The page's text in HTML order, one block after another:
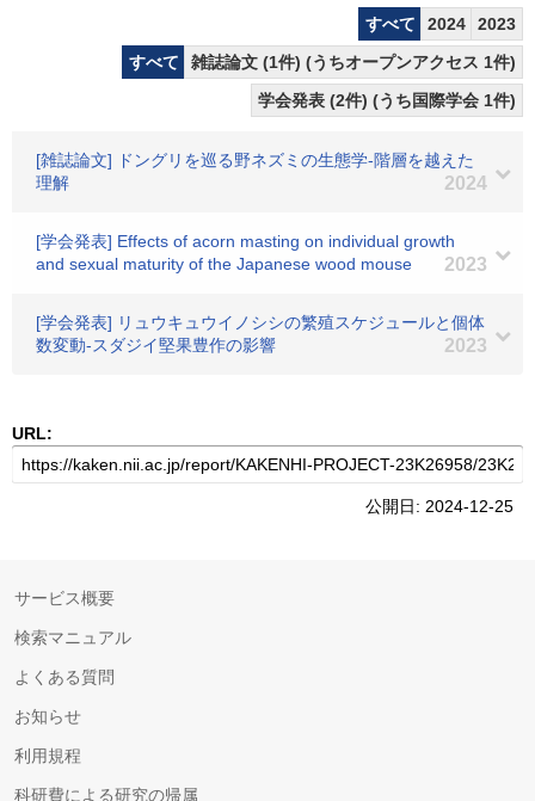
すべて 2024
2023
すべて
雑誌論文 (1件) (うちオープンアクセス 1件)
学会発表 (2件) (うち国際学会 1件)
[雑誌論文] ドングリを巡る野ネズミの生態学-階層を越えた
理解
2024
[学会発表] Effects of acorn masting on individual growth
and sexual maturity of the Japanese wood mouse
2023
[学会発表] リュウキュウイノシシの繁殖スケジュールと個体
数変動-スダジイ堅果豊作の影響
2023
URL:
公開日: 2024-12-25
サービス概要
検索マニュアル
よくある質問
お知らせ
利用規程
科研費による研究の帰属